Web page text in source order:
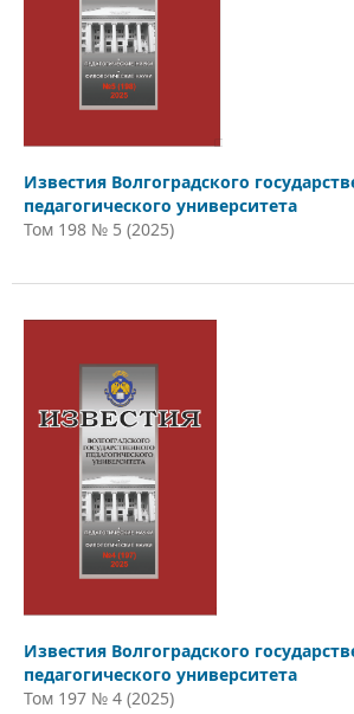
Известия Волгоградского
педагогического университета
Том 198 № 5 (2025)
Известия Волгоградского
педагогического университета
Том 197 № 4 (2025)